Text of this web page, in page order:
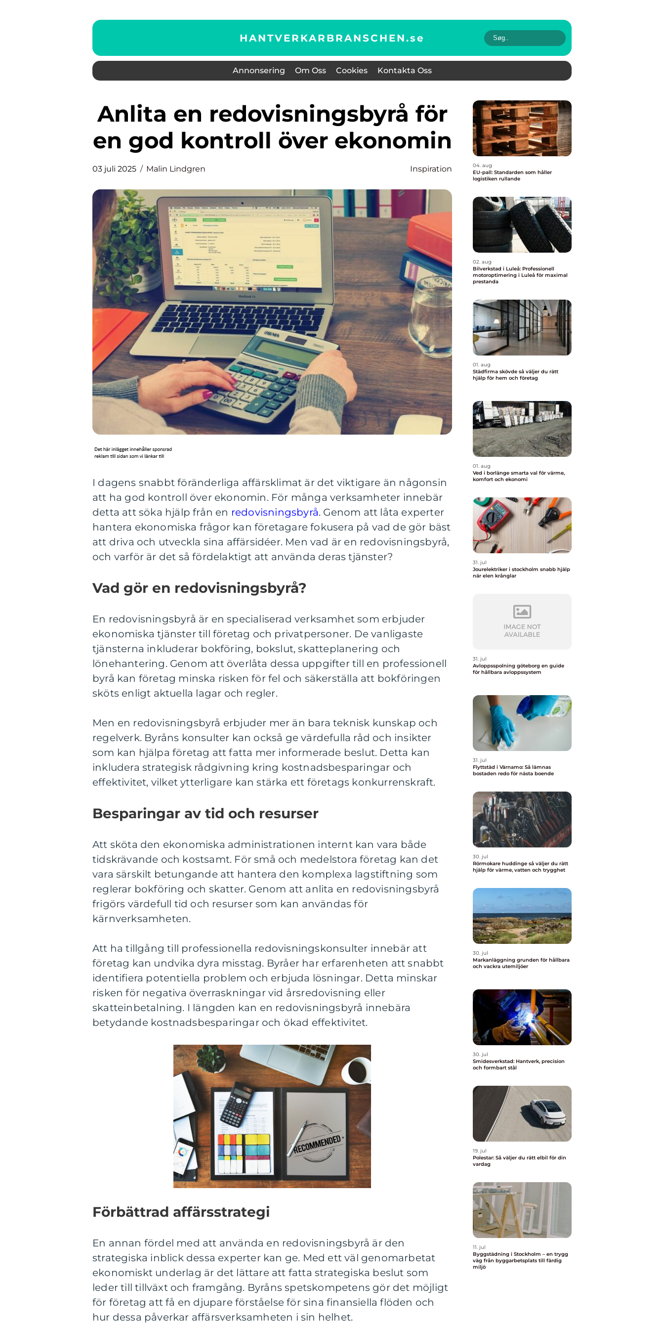
HANTVERKARBRANSCHEN.se
Annonsering Om Oss Cookies Kontakta Oss
Anlita en redovisningsbyrå för
en god kontroll över ekonomin
03 juli 2025 Malin Lindgren Inspiration
I dagens snabbt föränderliga affärsklimat är det viktigare än någonsin
att ha god kontroll över ekonomin. För många verksamheter innebär
detta att söka hjälp från en redovisningsbyrå. Genom att låta experter
hantera ekonomiska frågor kan företagare fokusera på vad de gör bäst
att driva och utveckla sina affärsidéer. Men vad är en redovisningsbyrå,
och varför är det så fördelaktigt att använda deras tjänster?
Vad gör en redovisningsbyrå?
En redovisningsbyrå är en specialiserad verksamhet som erbjuder
ekonomiska tjänster till företag och privatpersoner. De vanligaste
tjänsterna inkluderar bokföring, bokslut, skatteplanering och
lönehantering. Genom att överlåta dessa uppgifter till en professionell
byrå kan företag minska risken för fel och säkerställa att bokföringen
sköts enligt aktuella lagar och regler.
Men en redovisningsbyrå erbjuder mer än bara teknisk kunskap och
regelverk. Byråns konsulter kan också ge värdefulla råd och insikter
som kan hjälpa företag att fatta mer informerade beslut. Detta kan
inkludera strategisk rådgivning kring kostnadsbesparingar och
effektivitet, vilket ytterligare kan stärka ett företags konkurrenskraft.
Besparingar av tid och resurser
Att sköta den ekonomiska administrationen internt kan vara både
tidskrävande och kostsamt. För små och medelstora företag kan det
vara särskilt betungande att hantera den komplexa lagstiftning som
reglerar bokföring och skatter. Genom att anlita en redovisningsbyrå
frigörs värdefull tid och resurser som kan användas för
kärnverksamheten.
Att ha tillgång till professionella redovisningskonsulter innebär att
företag kan undvika dyra misstag. Byråer har erfarenheten att snabbt
identifiera potentiella problem och erbjuda lösningar. Detta minskar
risken för negativa överraskningar vid årsredovisning eller
skatteinbetalning. I längden kan en redovisningsbyrå innebära
betydande kostnadsbesparingar och ökad effektivitet.
Förbättrad affärsstrategi
En annan fördel med att använda en redovisningsbyrå är den
strategiska inblick dessa experter kan ge. Med ett väl genomarbetat
ekonomiskt underlag är det lättare att fatta strategiska beslut som
leder till tillväxt och framgång. Byråns spetskompetens gör det möjligt
för företag att få en djupare förståelse för sina finansiella flöden och
hur dessa påverkar affärsverksamheten i sin helhet.
04. aug
EU-pall: Standarden som håller
logistiken rullande
02. aug
Bilverkstad i Luleå: Professionell
motoroptimering i Luleå för maximal
prestanda
01. aug
Städfirma skövde så väljer du rätt
hjälp för hem och företag
01. aug
Ved i borlänge smarta val för värme,
komfort och ekonomi
31. jul
Jourelektriker i stockholm snabb hjälp
när elen krånglar
31. jul
Avloppsspolning göteborg en guide
för hållbara avloppssystem
31. jul
Flyttstäd i Värnamo: Så lämnas
bostaden redo för nästa boende
30. jul
Rörmokare huddinge så väljer du rätt
hjälp för värme, vatten och trygghet
30. jul
Markanläggning grunden för hållbara
och vackra utemiljöer
30. jul
Smidesverkstad: Hantverk, precision
och formbart stål
19. jul
Polestar: Så väljer du rätt elbil för din
vardag
11. jul
Byggstädning i Stockholm – en trygg
väg från byggarbetsplats till färdig
miljö